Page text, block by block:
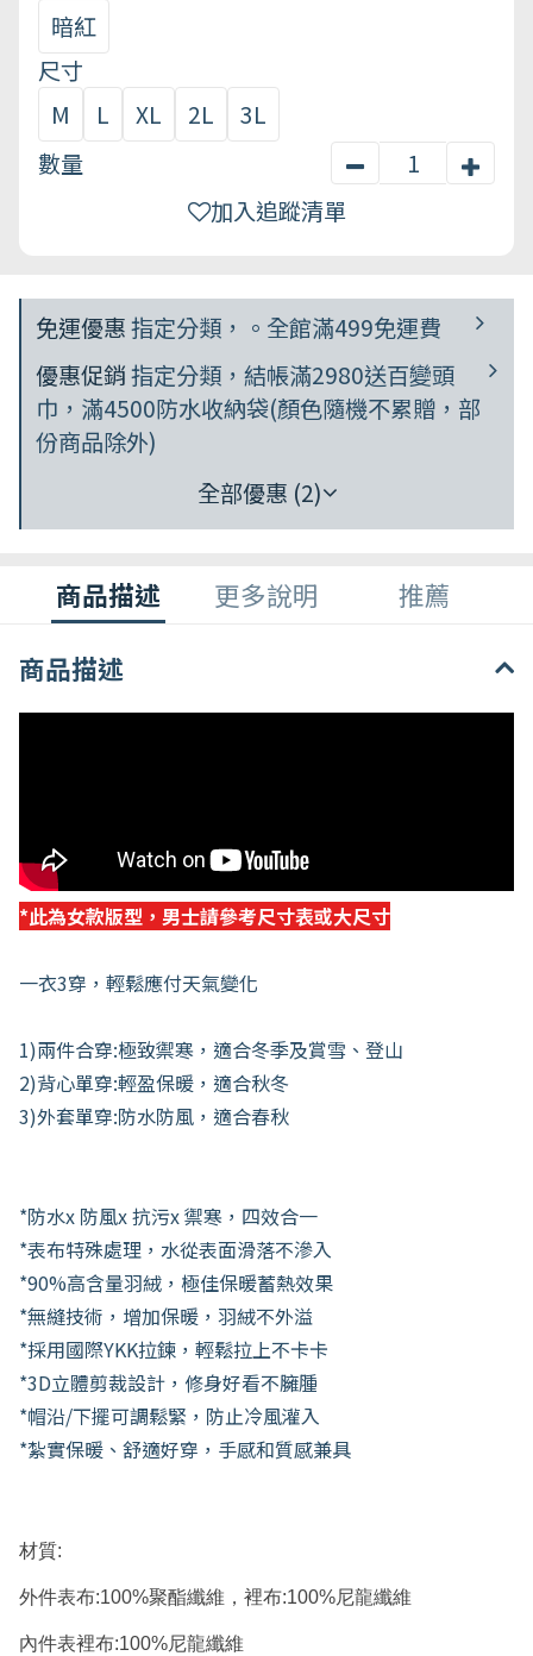
暗紅
尺寸
M
L XL 2L
3L
數量
加入追蹤清單
免運優惠指定分類，。全館滿499免運費
優惠促銷指定分類，結帳滿2980送百變頭
巾，滿4500防水收納袋(顏色隨機不累贈，部
份商品除外)
全部優惠 (2)
商品描述 更多說明
推薦
商品描述
*此為女款版型，男士請參考尺寸表或大尺寸
一衣3穿，輕鬆應付天氣變化
1)兩件合穿:極致禦寒，適合冬季及賞雪、登山
2)背心單穿:輕盈保暖，適合秋冬
3)外套單穿:防水防風，適合春秋
*防水x 防風x 抗污x 禦寒，四效合一
*表布特殊處理，水從表面滑落不滲入
*90%高含量羽絨，極佳保暖蓄熱效果
*無縫技術，增加保暖，羽絨不外溢
*採用國際YKK拉鍊，輕鬆拉上不卡卡
*3D立體剪裁設計，修身好看不臃腫
*帽沿/下擺可調鬆緊，防止冷風灌入
*紮實保暖、舒適好穿，手感和質感兼具
材質:
外件表布:100%聚酯纖維，裡布:100%尼龍纖維
內件表裡布:100%尼龍纖維